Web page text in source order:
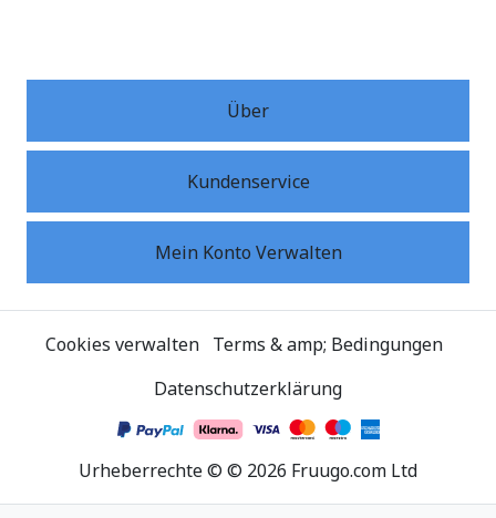
Über
Kundenservice
Mein Konto Verwalten
Cookies verwalten
Terms & amp; Bedingungen
Datenschutzerklärung
Urheberrechte © © 2026 Fruugo.com Ltd